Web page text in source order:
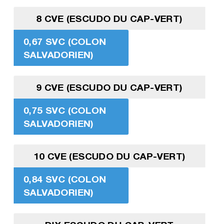
8 CVE (ESCUDO DU CAP-VERT)
0,67 SVC (COLON
SALVADORIEN)
9 CVE (ESCUDO DU CAP-VERT)
0,75 SVC (COLON
SALVADORIEN)
10 CVE (ESCUDO DU CAP-VERT)
0,84 SVC (COLON
SALVADORIEN)